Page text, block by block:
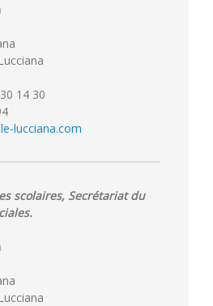
14 30
lucciana.com
scolaires, Secrétariat du